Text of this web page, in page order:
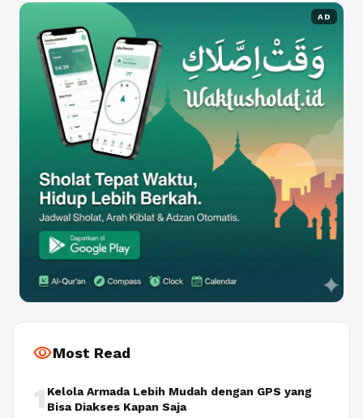
AD
visibilityMost Read
1 Kelola Armada Lebih Mudah dengan GPS yang
Bisa Diakses Kapan Saja